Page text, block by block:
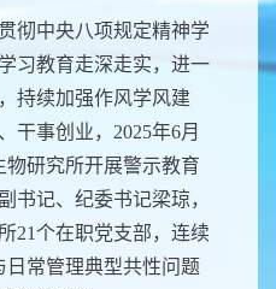
彻中央八项规定精神学
习教育走深走实， 进一
持续加强作风学风建
干事创业， 2025年6月
研究所开展警示教育
书记、纪委书记梁琼，
21个在职党支部，连续
常管理典型共性问题